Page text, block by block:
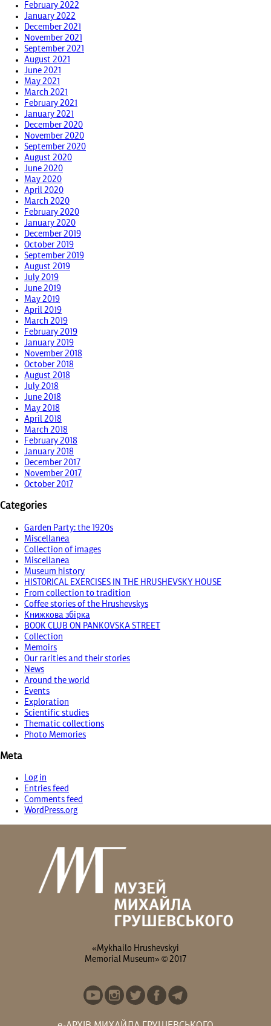
February 2022
January 2022
December 2021
November 2021
September 2021
August 2021
June 2021
May 2021
March 2021
February 2021
January 2021
December 2020
November 2020
September 2020
August 2020
June 2020
May 2020
April 2020
March 2020
February 2020
January 2020
December 2019
October 2019
September 2019
August 2019
July 2019
June 2019
May 2019
April 2019
March 2019
February 2019
January 2019
November 2018
October 2018
August 2018
July 2018
June 2018
May 2018
April 2018
March 2018
February 2018
January 2018
December 2017
November 2017
October 2017
Categories
Garden Party: the 1920s
Miscellanea
Collection of images
Miscellanea
Museum history
HISTORICAL EXERCISES IN THE HRUSHEVSKY HOUSE
From collection to tradition
Coffee stories of the Hrushevskys
Книжкова збірка
BOOK CLUB ON PANKOVSKA STREET
Collection
Memoirs
Our rarities and their stories
News
Around the world
Events
Exploration
Scientific studies
Thematic collections
Photo Memories
Meta
Log in
Entries feed
Comments feed
WordPress.org
«Mykhailo Hrushevskyi
Memorial Museum» © 2017